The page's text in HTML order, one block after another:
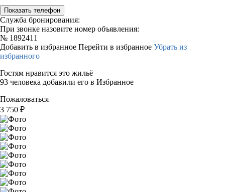
Показать телефон
Служба бронирования:
При звонке назовите номер объявления:
№ 1892411
Добавить в избранное Перейти в избранное Убрать из
избранного
Гостям нравится это жильё
93 человека добавили его в Избранное
Пожаловаться
3 750 ₽